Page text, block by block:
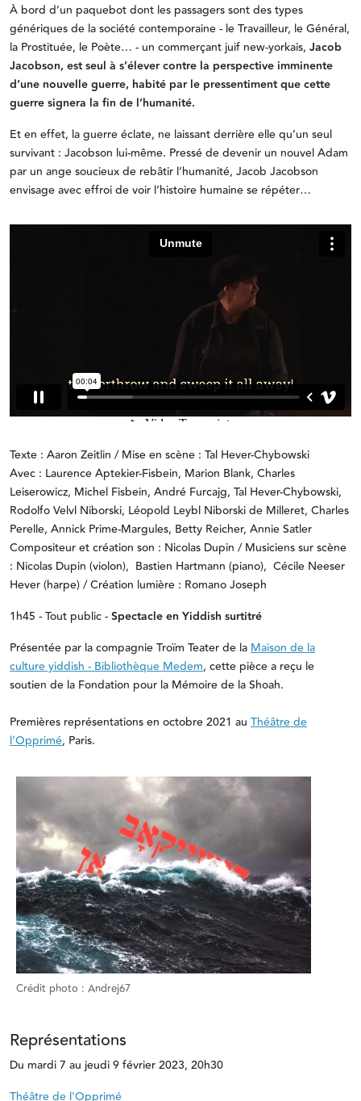
À bord d’un paquebot dont les passagers sont des types
génériques de la société contemporaine - le Travailleur, le Général,
la Prostituée, le Poète… - un commerçant juif new-yorkais, Jacob
Jacobson, est seul à s’élever contre la perspective imminente
d’une nouvelle guerre, habité par le pressentiment que cette
guerre signera la fin de l’humanité.
Et en effet, la guerre éclate, ne laissant derrière elle qu’un seul
survivant : Jacobson lui-même. Pressé de devenir un nouvel Adam
par un ange soucieux de rebâtir l’humanité, Jacob Jacobson
envisage avec effroi de voir l’histoire humaine se répéter…
Texte : Aaron Zeitlin / Mise en scène : Tal Hever-Chybowski
Avec : Laurence Aptekier-Fisbein, Marion Blank, Charles
Leiserowicz, Michel Fisbein, André Furcajg, Tal Hever-Chybowski,
Rodolfo Velvl Niborski, Léopold Leybl Niborski de Milleret, Charles
Perelle, Annick Prime-Margules, Betty Reicher, Annie Satler
Compositeur et création son : Nicolas Dupin / Musiciens sur scène
: Nicolas Dupin (violon), Bastien Hartmann (piano), Cécile Neeser
Hever (harpe) / Création lumière : Romano Joseph
1h45 - Tout public -Spectacle en Yiddish surtitré
Présentée par la compagnie Troïm Teater de laMaison de la
culture yiddish - Bibliothèque Medem, cette pièce a reçu le
soutien de la Fondation pour la Mémoire de la Shoah.
Premières représentations en octobre 2021 au Théâtre de
l’Opprimé, Paris.
Crédit photo : Andrej67
Représentations
Du mardi 7 au jeudi 9 février 2023, 20h30
Théâtre de l'Opprimé